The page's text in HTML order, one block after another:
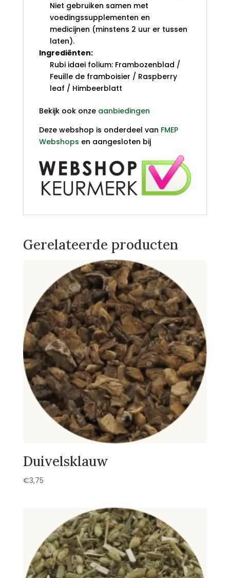
Niet gebruiken samen met
voedingssupplementen en
medicijnen (minstens 2 uur er tussen
laten).
Ingrediënten:
Rubi idaei folium: Frambozenblad /
Feuille de framboisier / Raspberry
leaf / Himbeerblatt
Bekijk ook onze aanbiedingen
Deze webshop is onderdeel van FMEP
Webshops en aangesloten bij
Gerelateerde producten
Duivelsklauw
€3,75